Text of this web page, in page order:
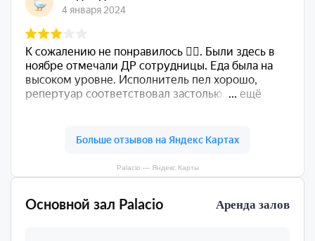
Основной зал Palacio Аренда залов
Palacio — Яндекс Карты